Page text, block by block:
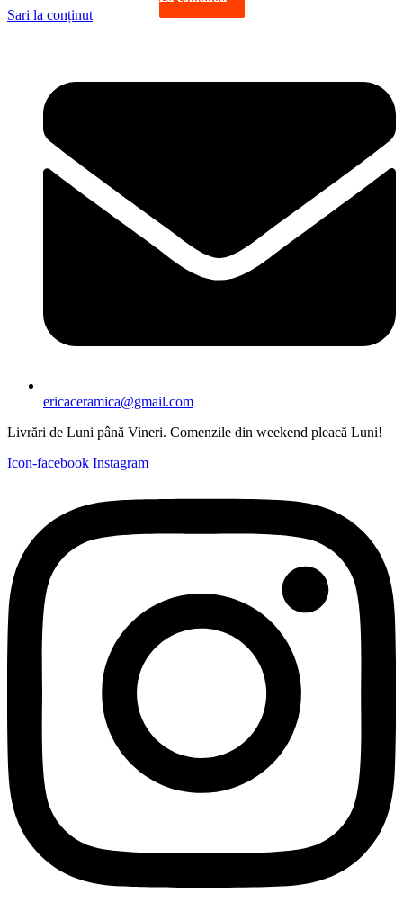
Sari la conținut
ericaceramica@gmail.com
Livrări de Luni până Vineri. Comenzile din weekend pleacă Luni!
Icon-facebook Instagram